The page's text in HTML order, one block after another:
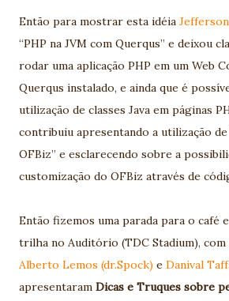
Então para mostrar esta idéia
“PHP na JVM com Querqus” e deixou
rodar uma aplicação PHP em um Web
Querqus instalado, e ainda que é
utilização de classes Java em páginas
contribuiu apresentando a utilização
OFBiz” e esclarecendo sobre a
customização do OFBiz através de
Então fizemos uma parada para o café
trilha no Auditório (TDC Stadium), com
Alberto Lemos (dr.Spock) e Danival
apresentaram Dicas e Truques sobre